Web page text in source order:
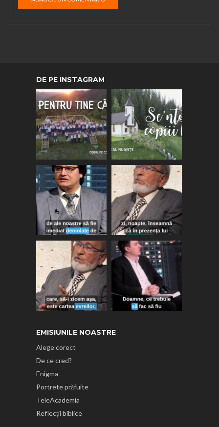
DE PE INSTAGRAM
EMISIUNILE NOASTRE
Alege corect
De ce cred?
Enigma
Portrete prăfuite
TeleAcademia
Reflecții biblice